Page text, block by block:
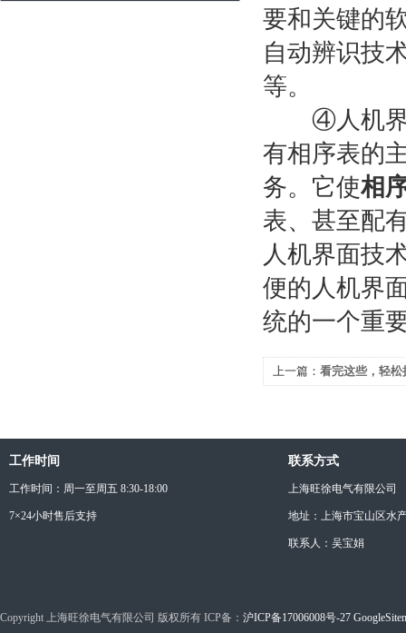
要和关键的
自动辨识技
等。
④人机界面
有相序表的
务。它使相
表、甚至配
人机界面技
便的人机界
统的一个重
上一篇： 看完这些，轻松
工作时间
工作时间：周一至周五 8:30-18:00
7×24小时售后支持
联系方式
上海旺徐电气有限公司
地址：上海市宝山区水
联系人：吴宝娟
Copyright 上海旺徐电气有限公司 版权所有 ICP备： 沪ICP备17006008号-27